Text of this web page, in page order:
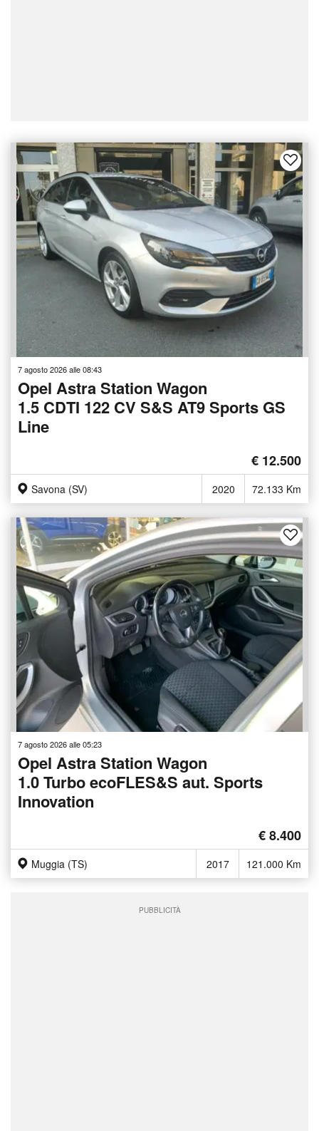
7 agosto 2026 alle 08:43
Opel Astra Station Wagon
1.5 CDTI 122 CV S&S AT9 Sports GS
Line
€ 12.500
Savona (SV) 2020 72.133 Km
7 agosto 2026 alle 05:23
Opel Astra Station Wagon
1.0 Turbo ecoFLES&S aut. Sports
Innovation
€ 8.400
Muggia (TS) 2017 121.000 Km
PUBBLICITÀ